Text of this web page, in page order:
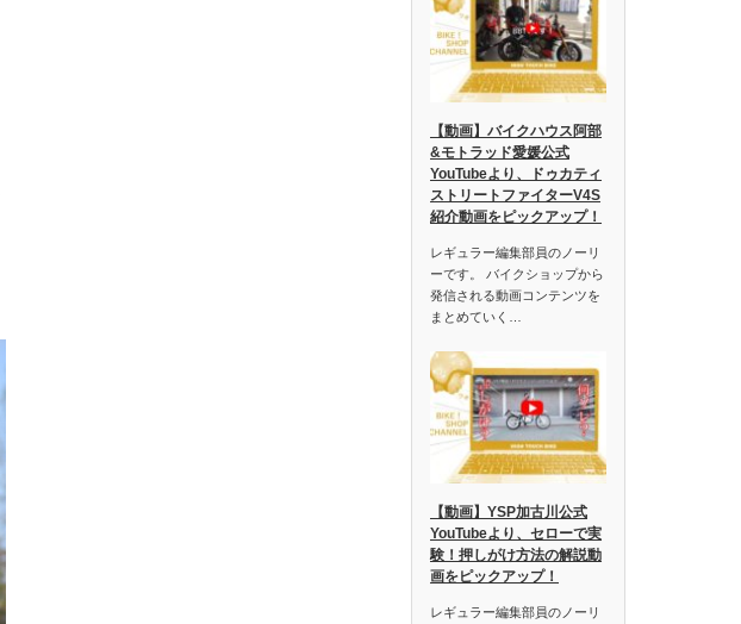
【動画】バイクハウス阿部
&モトラッド愛媛公式
YouTubeより、ドゥカティ
ストリートファイターV4S
紹介動画をピックアップ！
レギュラー編集部員のノーリ
ーです。 バイクショップから
発信される動画コンテンツを
まとめていく…
【動画】YSP加古川公式
YouTubeより、セローで実
験！押しがけ方法の解説動
画をピックアップ！
レギュラー編集部員のノーリ